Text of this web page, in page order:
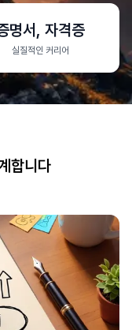
명서, 자격증
실질적인 커리어
합니다